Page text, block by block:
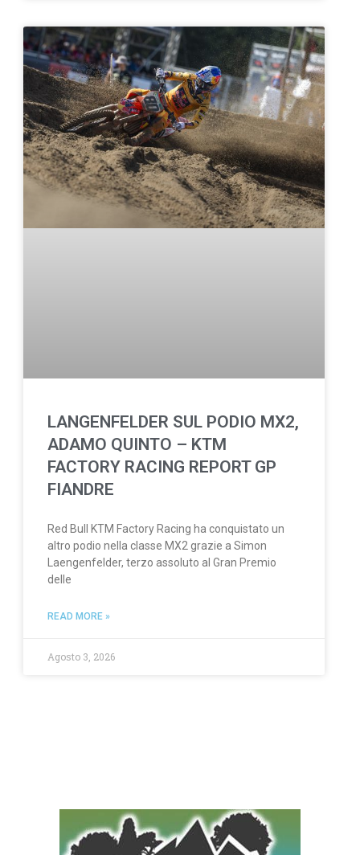
LANGENFELDER SUL PODIO MX2,
ADAMO QUINTO – KTM
FACTORY RACING REPORT GP
FIANDRE
Red Bull KTM Factory Racing ha conquistato un
altro podio nella classe MX2 grazie a Simon
Laengenfelder, terzo assoluto al Gran Premio
delle
READ MORE »
Agosto 3, 2026